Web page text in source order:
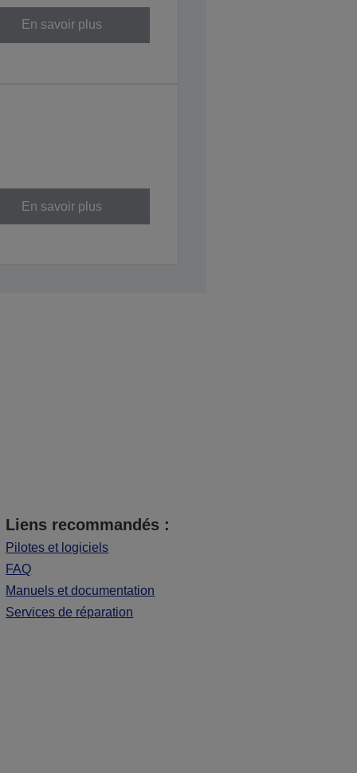
En savoir plus
En savoir plus
Liens recommandés :
Pilotes et logiciels
FAQ
Manuels et documentation
Services de réparation